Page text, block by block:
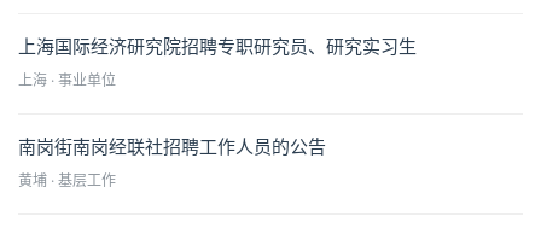
上海国际经济研究院招聘专职研究员、研究实习生
上海 · 事业单位
南岗街南岗经联社招聘工作人员的公告
黄埔 · 基层工作